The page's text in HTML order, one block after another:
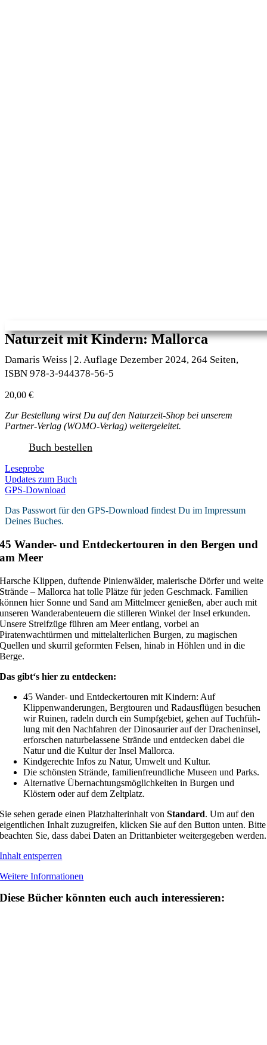
Naturzeit mit Kindern: Mallorca
Damaris Weiss | 2. Auflage Dezember 2024, 264 Seiten,
ISBN 978-3-944378-56-5
20,00 €
Zur Bestellung wirst Du auf den Naturzeit-Shop bei unserem
Partner-Verlag (WOMO-Verlag) weitergeleitet.
Buch bestellen
Leseprobe
Updates zum Buch
GPS-Download
Das Passwort für den GPS-Download findest Du im Impressum
Deines Buches.
45 Wander- und Entdeckertouren in den Bergen und
am Meer
Harsche Klippen, duftende Pinienwälder, malerische Dörfer und weite
Strände – Mallorca hat tolle Plätze für jeden Geschmack. Familien
können hier Sonne und Sand am Mittelmeer genießen, aber auch mit
unseren Wanderabenteuern die stilleren Winkel der Insel erkunden.
Unsere Streifzüge führen am Meer entlang, vorbei an
Piratenwachtürmen und mittelalterlichen Burgen, zu magischen
Quellen und skurril geformten Felsen, hinab in Höhlen und in die
Berge.
Das gibt‘s hier zu entdecken:
45 Wander- und Entdecker­touren mit Kindern: Auf
Klippenwanderungen, Bergtouren und Radaus­flügen besuchen
wir Ruinen, radeln durch ein Sumpfgebiet, gehen auf Tuchfüh­
lung mit den Nachfahren der Dinosaurier auf der Drachen­insel,
erforschen naturbelassene Strände und ent­decken dabei die
Natur und die Kultur der Insel Mallorca.
Kindgerechte Infos zu Natur, Umwelt und Kultur.
Die schönsten Strände, familien­freundliche Museen und Parks.
Alternative Übernachtungsmöglichkeiten in Burgen und
Klöstern oder auf dem Zeltplatz.
Sie sehen gerade einen Platzhalterinhalt vonStandard. Um auf den
eigentlichen Inhalt zuzugreifen, klicken Sie auf den Button unten. Bitte
beachten Sie, dass dabei Daten an Drittanbieter weitergegeben werden.
Inhalt entsperren
Weitere Informationen
Diese Bücher könnten euch auch interessieren: